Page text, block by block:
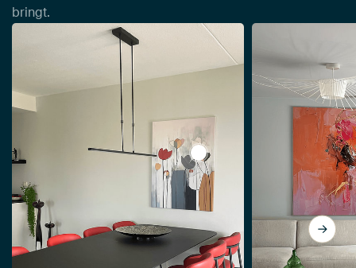
bringt.
View Abstrakte Blumen von